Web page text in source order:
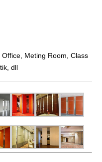
Meting Room, Class
dll